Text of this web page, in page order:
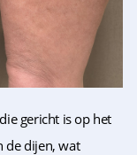
gericht is op het
de dijen, wat